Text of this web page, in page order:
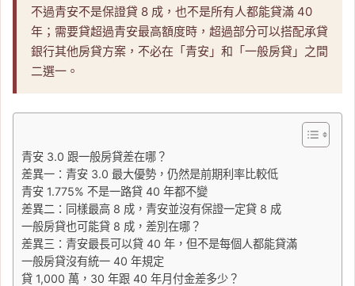
不過青安不是保證貸 8 成，也不是所有人都能貸滿 40
年；需要貸超過青安最高額度時，超過部分可以搭配承貸
銀行其他房貸方案，不必在「青安」和「一般房貸」之間
二選一。
青安 3.0 跟一般房貸差在哪？
差異一：青安 3.0 最大優勢，仍然是前期利率比較低
青安 1.775% 不是一路貸 40 年都不變
差異二：同樣最高 8 成，青安並沒有保證一定貸 8 成
一般房貸也可能貸 8 成，差別在哪？
差異三：青安最長可以貸 40 年，但不是每個人都能貸滿
一般房貸沒有統一 40 年規定
貸 1,000 萬，30 年跟 40 年月付金差多少？